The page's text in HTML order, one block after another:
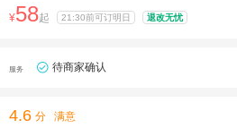
¥58起 21:30前可订明日 退改无忧
服务 待商家确认
4.6 分 满意